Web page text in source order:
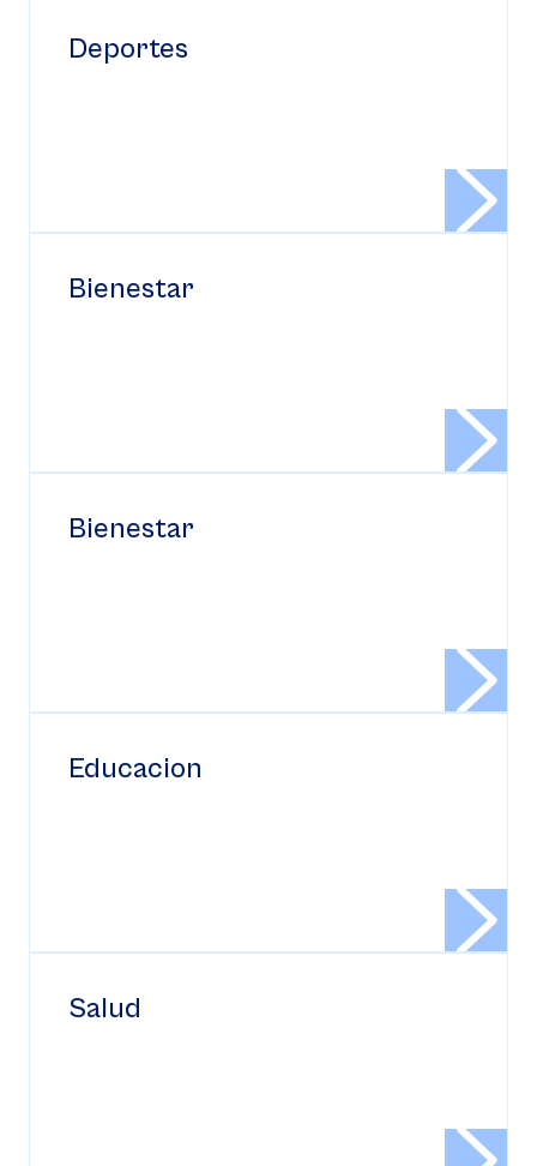
Deportes
Bienestar
Bienestar
Educacion
Salud